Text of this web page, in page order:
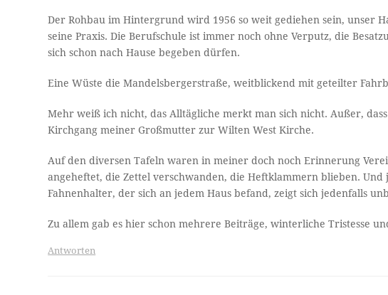
Der Rohbau im Hintergrund wird 1956 so weit gediehen sein, unser
seine Praxis. Die Berufschule ist immer noch ohne Verputz, die
sich schon nach Hause begeben dürfen.
Eine Wüste die Mandelsbergerstraße, weitblickend mit geteilter
Mehr weiß ich nicht, das Alltägliche merkt man sich nicht. Außer,
Kirchgang meiner Großmutter zur Wilten West Kirche.
Auf den diversen Tafeln waren in meiner doch noch Erinnerung
angeheftet, die Zettel verschwanden, die Heftklammern blieben. Und
Fahnenhalter, der sich an jedem Haus befand, zeigt sich jedenfalls
Zu allem gab es hier schon mehrere Beiträge, winterliche Tristesse
Antworten